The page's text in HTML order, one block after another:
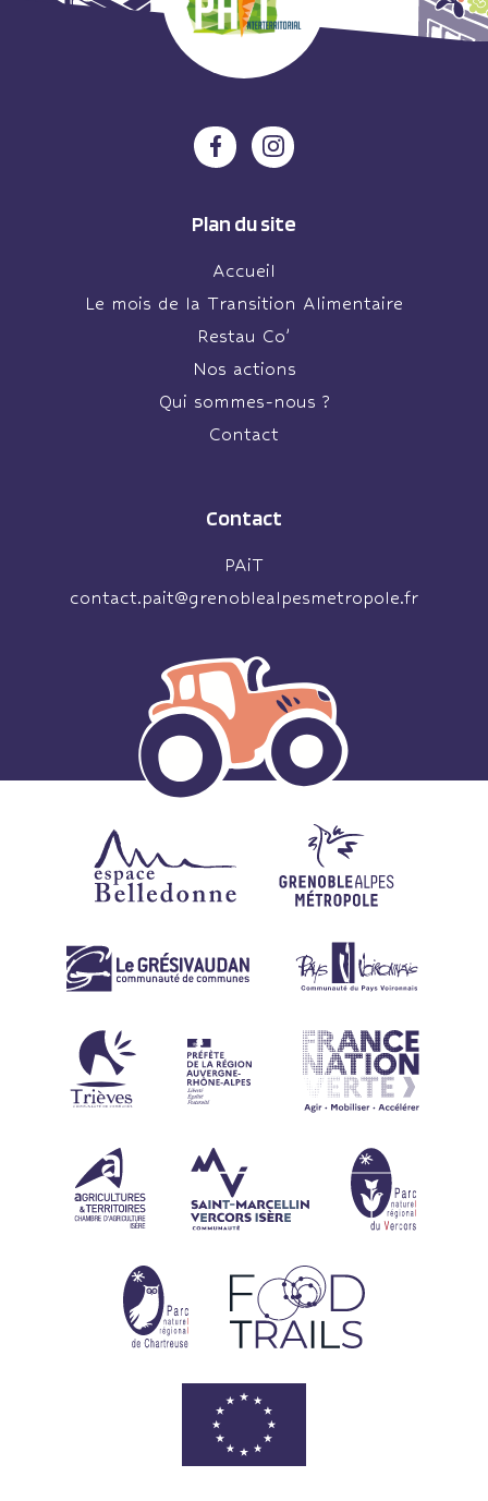
Plan du site
Accueil
Le mois de la Transition Alimentaire
Restau Co’
Nos actions
Qui sommes-nous ?
Contact
Contact
PAiT
contact.pait@grenoblealpesmetropole.fr